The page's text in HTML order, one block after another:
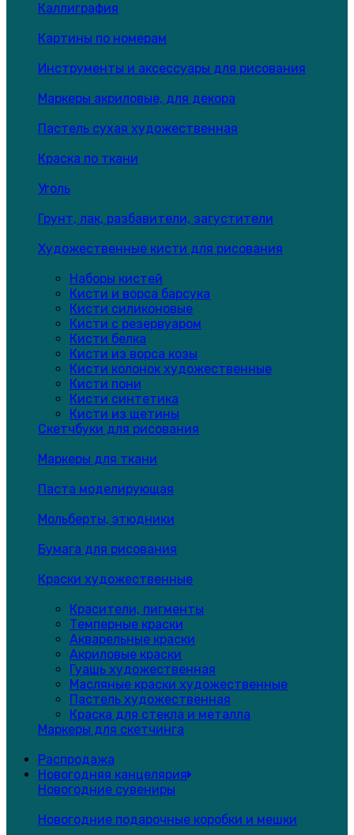
Каллиграфия
Картины по номерам
Инструменты и аксессуары для рисования
Маркеры акриловые, для декора
Пастель сухая художественная
Краска по ткани
Уголь
Грунт, лак, разбавители, загустители
Художественные кисти для рисования
Наборы кистей
Кисти и ворса барсука
Кисти силиконовые
Кисти с резервуаром
Кисти белка
Кисти из ворса козы
Кисти колонок художественные
Кисти пони
Кисти синтетика
Кисти из щетины
Скетчбуки для рисования
Маркеры для ткани
Паста моделирующая
Мольберты, этюдники
Бумага для рисования
Краски художественные
Красители, пигменты
Темперные краски
Акварельные краски
Акриловые краски
Гуашь художественная
Масляные краски художественные
Пастель художественная
Краска для стекла и металла
Маркеры для скетчинга
Распродажа
Новогодняя канцелярия
Новогодние сувениры
Новогодние подарочные коробки и мешки